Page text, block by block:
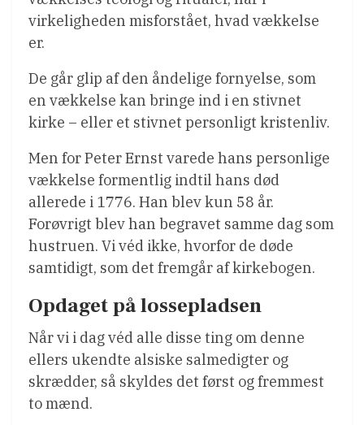
virkeligheden misforstået, hvad vækkelse
er.
De går glip af den åndelige fornyelse, som
en vækkelse kan bringe ind i en stivnet
kirke – eller et stivnet personligt kristenliv.
Men for Peter Ernst varede hans personlige
vækkelse formentlig indtil hans død
allerede i 1776. Han blev kun 58 år.
Forøvrigt blev han begravet samme dag som
hustruen. Vi véd ikke, hvorfor de døde
samtidigt, som det fremgår af kirkebogen.
Opdaget på lossepladsen
Når vi i dag véd alle disse ting om denne
ellers ukendte alsiske salmedigter og
skrædder, så skyldes det først og fremmest
to mænd.